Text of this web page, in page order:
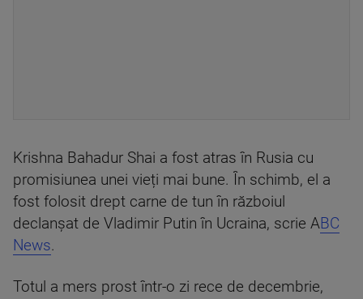
Krishna Bahadur Shai a fost atras în Rusia cu
promisiunea unei vieți mai bune. În schimb, el a
fost folosit drept carne de tun în războiul
declanșat de Vladimir Putin în Ucraina, scrie ABC
News.
Totul a mers prost într-o zi rece de decembrie,